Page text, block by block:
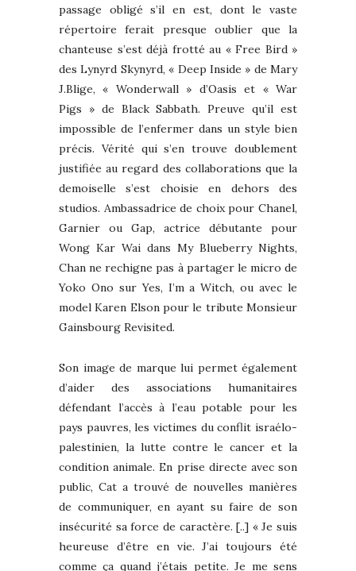
passage obligé s’il en est, dont le vaste
répertoire ferait presque oublier que la
chanteuse s’est déjà frotté au « Free Bird »
des Lynyrd Skynyrd, « Deep Inside » de Mary
J.Blige, « Wonderwall » d’Oasis et « War
Pigs » de Black Sabbath. Preuve qu’il est
impossible de l’enfermer dans un style bien
précis. Vérité qui s’en trouve doublement
justifiée au regard des collaborations que la
demoiselle s’est choisie en dehors des
studios. Ambassadrice de choix pour Chanel,
Garnier ou Gap, actrice débutante pour
Wong Kar Wai dans My Blueberry Nights,
Chan ne rechigne pas à partager le micro de
Yoko Ono sur Yes, I’m a Witch, ou avec le
model Karen Elson pour le tribute Monsieur
Gainsbourg Revisited.
Son image de marque lui permet également
d’aider des associations humanitaires
défendant l’accès à l’eau potable pour les
pays pauvres, les victimes du conflit israélo-
palestinien, la lutte contre le cancer et la
condition animale. En prise directe avec son
public, Cat a trouvé de nouvelles manières
de communiquer, en ayant su faire de son
insécurité sa force de caractère. [..] « Je suis
heureuse d’être en vie. J’ai toujours été
comme ça quand j’étais petite. Je me sens